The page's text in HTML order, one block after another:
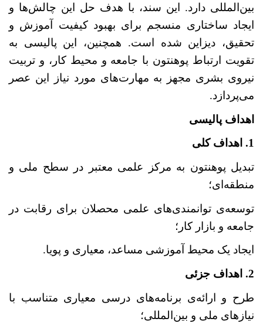
بین‌المللی دارد. این سند، با هدف حل این چالش‌ها و
ایجاد ساختاری منسجم برای بهبود کیفیت آموزش و
تحقیق، دیزاین شده است. همچنین، این پالیسی به
تقویت ارتباط پوهنتون با جامعه و محیط کار، و تربیت
نیروی بشری مجهز به مهارت‌های مورد نیاز این عصر
می‌پردازد.
اهداف پالیسی
1. اهداف کلی
تبدیل پوهنتون به مرکز علمی معتبر در سطح ملی و
منطقه‌ای؛
توسعهی توانمندی‌های علمی محصلان برای رقابت در
جامعه و بازار کار؛
ایجاد یک محیط آموزشی مساعد، معیاری و پویا.
2. اهداف جزئی
طرح و ارائهی برنامه‌های درسی معیاری متناسب با
نیازهای ملی و بین‌المللی؛